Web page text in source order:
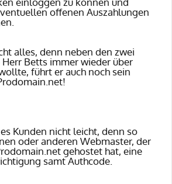
offenen Auszahlungen
alles, denn neben den zwei
Betts immer wieder über
führt er auch noch sein
Kunden nicht leicht, denn so
oder anderen Webmaster, der
gehostet hat, eine
samt Authcode.